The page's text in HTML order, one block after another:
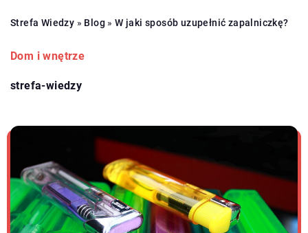
Strefa Wiedzy » Blog »W jaki sposób uzupełnić zapalniczkę?
Dom i wnętrze
strefa-wiedzy